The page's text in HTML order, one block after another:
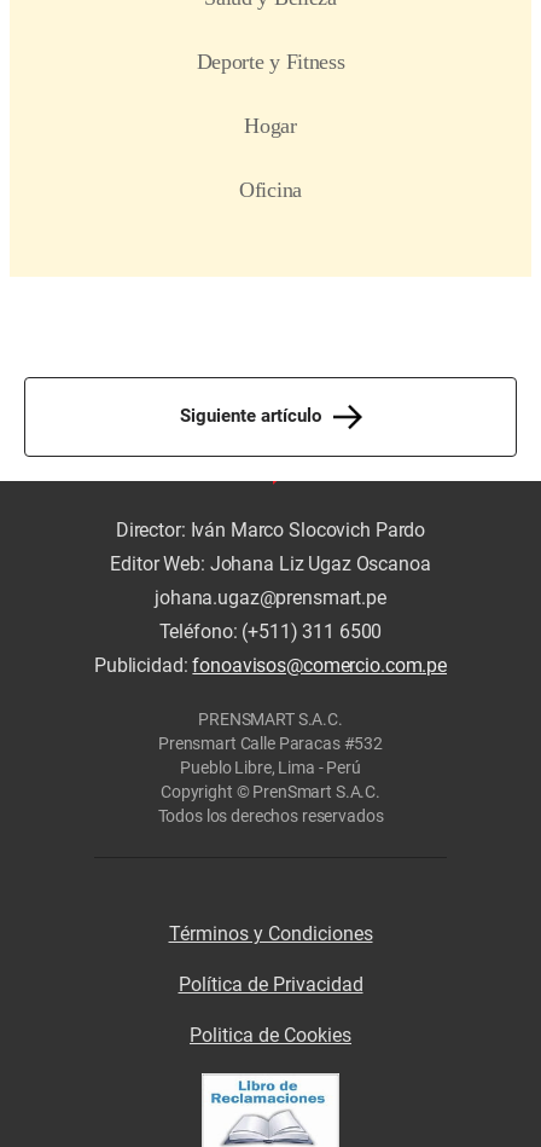
Siguiente artículo
Director: Iván Marco Slocovich Pardo
Editor Web: Johana Liz Ugaz Oscanoa
johana.ugaz@prensmart.pe
Teléfono: (+511) 311 6500
Publicidad:fonoavisos@comercio.com.pe
PRENSMART S.A.C.
Prensmart Calle Paracas #532
Pueblo Libre, Lima - Perú
Copyright © PrenSmart S.A.C.
Todos los derechos reservados
Términos y Condiciones
Política de Privacidad
Politica de Cookies